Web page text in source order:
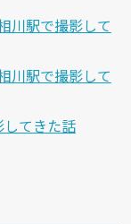
川駅で撮影して
川駅で撮影して
てきた話